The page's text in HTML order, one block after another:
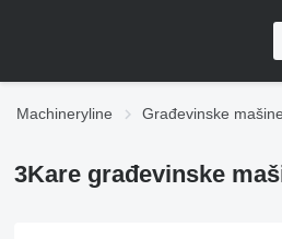
Machineryline Građevinske mašine
3Kare građevinske